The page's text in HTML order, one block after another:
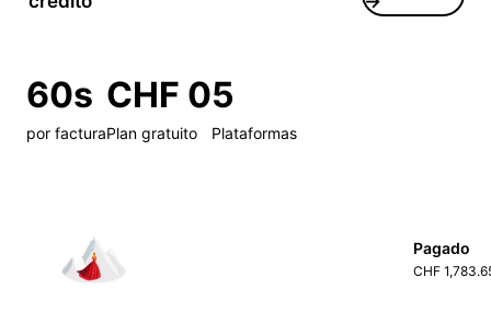
60s
por factura
CHF 0
Plan gratuito
5
Plataformas
Pagado
CHF